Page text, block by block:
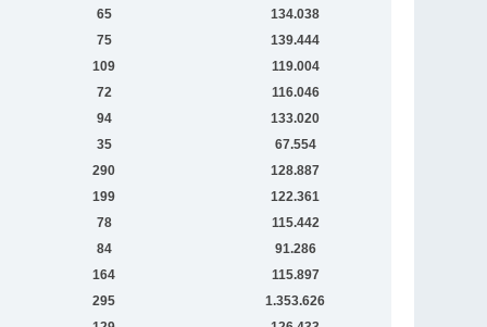
65
134.038
75
139.444
109
119.004
72
116.046
94
133.020
35
67.554
290
128.887
199
122.361
78
115.442
84
91.286
164
115.897
295
1.353.626